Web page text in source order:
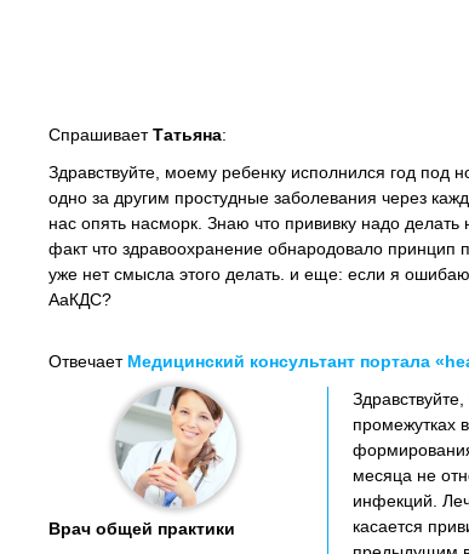
СпрашиваетТатьяна:
Здравствуйте, моему ребенку исполнился год под
одно за другим простудные заболевания через
нас опять насморк. Знаю что прививку надо
факт что здравоохранение обнародовало принцип
уже нет смысла этого делать. и еще: если я
АаКДС?
Отвечает Медицинский консультант портала
Врач общей практики
промежутках
месяца не
инфекций.
касается